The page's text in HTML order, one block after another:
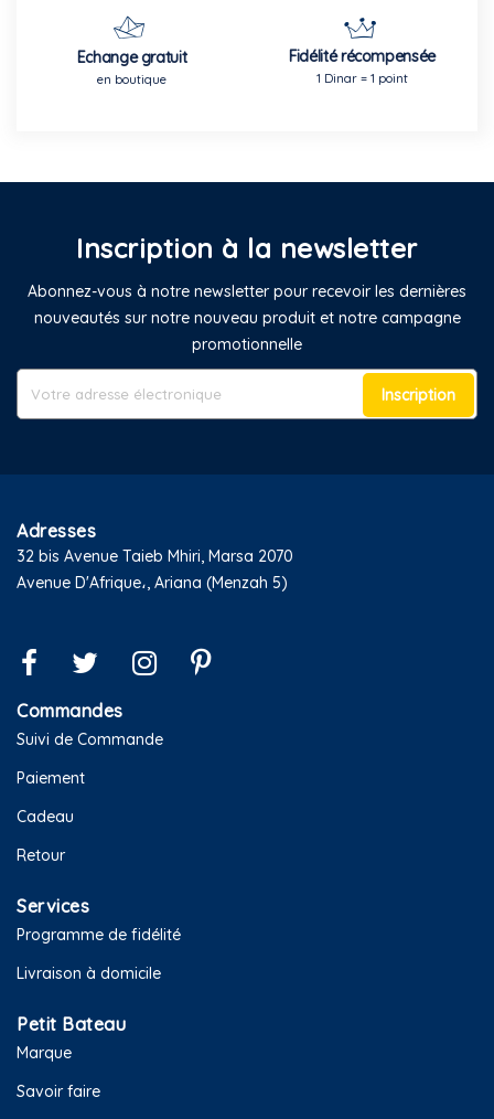
Echange gratuit
en boutique
Fidélité récompensée
1 Dinar = 1 point
Inscription à la newsletter
Abonnez-vous à notre newsletter pour recevoir les dernières
nouveautés sur notre nouveau produit et notre campagne
promotionnelle
Inscription
Adresses
32 bis Avenue Taieb Mhiri, Marsa 2070
Avenue D'Afrique،, Ariana (Menzah 5)
Commandes
Suivi de Commande
Paiement
Cadeau
Retour
Services
Programme de fidélité
Livraison à domicile
Petit Bateau
Marque
Savoir faire